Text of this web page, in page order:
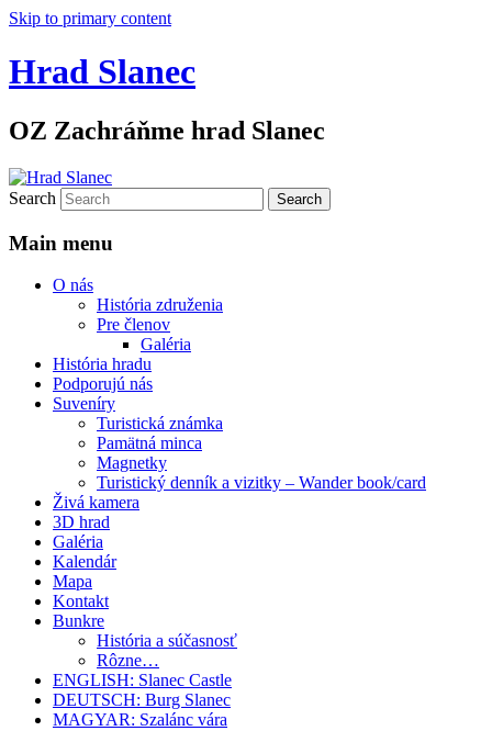
Skip to primary content
Hrad Slanec
OZ Zachráňme hrad Slanec
Search
Main menu
O nás
História združenia
Pre členov
Galéria
História hradu
Podporujú nás
Suveníry
Turistická známka
Pamätná minca
Magnetky
Turistický denník a vizitky – Wander book/card
Živá kamera
3D hrad
Galéria
Kalendár
Mapa
Kontakt
Bunkre
História a súčasnosť
Rôzne…
ENGLISH: Slanec Castle
DEUTSCH: Burg Slanec
MAGYAR: Szalánc vára